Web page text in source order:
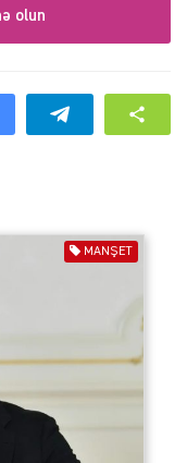
olun
MANŞET